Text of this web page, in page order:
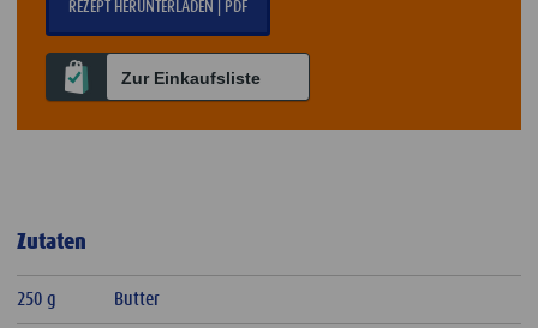
REZEPT HERUNTERLADEN | PDF
Zur Einkaufsliste
Zutaten
250 g Butter